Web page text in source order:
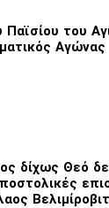
Παϊσίου του
Αγώνας
δίχως Θεό